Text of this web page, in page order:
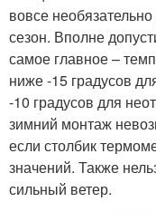
вовсе
сезон. Вполне
самое главное –
ниже -15 градусов
-10 градусов для
зимний монтаж
если столбик
значений. Также
сильный ветер.